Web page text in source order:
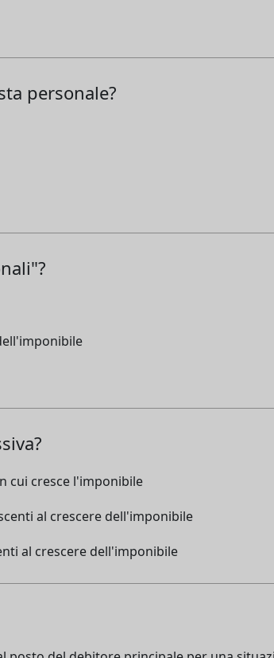
personale?
cui cresce l'imponibile
al crescere dell'imponibile
al crescere dell'imponibile